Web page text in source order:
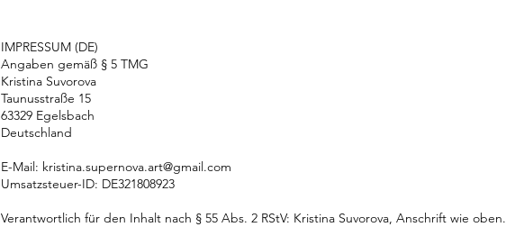
IMPRESSUM (DE)
Angaben gemäß § 5 TMG
Kristina Suvorova
Taunusstraße 15
63329 Egelsbach
Deutschland
E-Mail: kristina.supernova.art@gmail.com
Umsatzsteuer-ID: DE321808923
Verantwortlich für den Inhalt nach § 55 Abs. 2 RStV: Kristina Suvorova, Anschrift wie oben.